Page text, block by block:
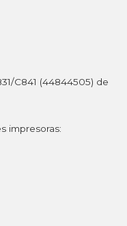
C841 (44844505) de
impresoras: